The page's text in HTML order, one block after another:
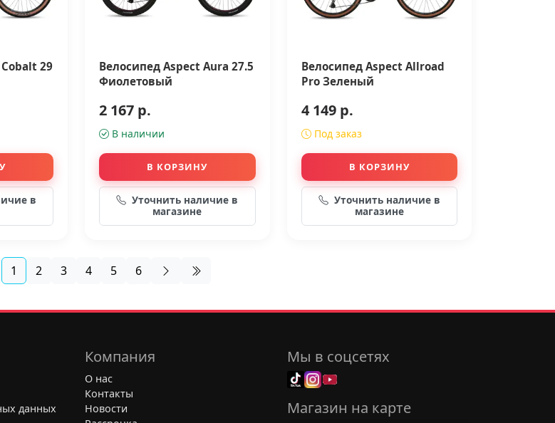
29
в
Велосипед Aspect Aura 27.5
Фиолетовый
2 167 р.
В наличии
В КОРЗИНУ
Уточнить наличие в
магазине
Велосипед Aspect Allroad
Pro Зеленый
4 149 р.
Под заказ
В КОРЗИНУ
Уточнить наличие в
магазине
1 2 3 4 5 6
данных
Компания
О нас
Контакты
Новости
Мы в соцсетях
Магазин на карте